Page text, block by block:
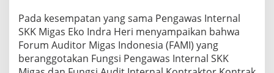
Pada kesempatan yang sama Pengawas Internal
SKK Migas Eko Indra Heri menyampaikan bahwa
Forum Auditor Migas Indonesia (FAMI) yang
beranggotakan Fungsi Pengawas Internal SKK